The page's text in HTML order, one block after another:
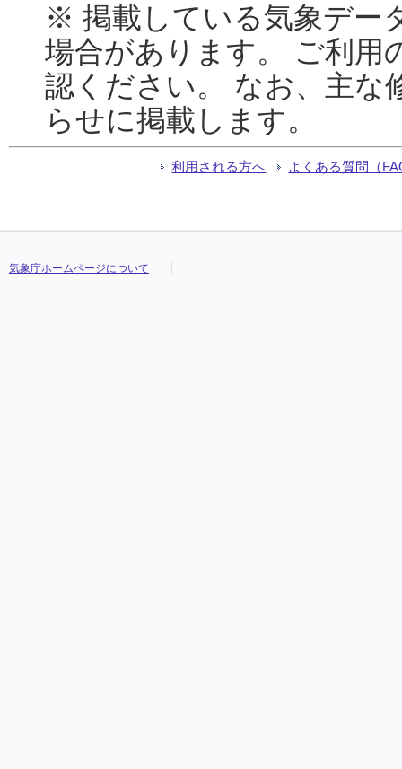
※ 掲載している気象デー
場合があります。 ご利用
認ください。 なお、主な
らせに掲載します。
利用される方へ よくある質問（
気象庁ホームページについて